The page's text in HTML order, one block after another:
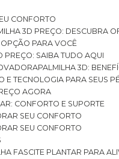
CONFORTO
3D PREÇO: DESCUBRA
OPÇÃO PARA VOCÊ
PREÇO: SAIBA TUDO AQUI
PALMILHA 3D:
E TECNOLOGIA PARA SEUS
AGORA
CONFORTO E SUPORTE
SEU CONFORTO
SEU CONFORTO
FASCITE PLANTAR PARA